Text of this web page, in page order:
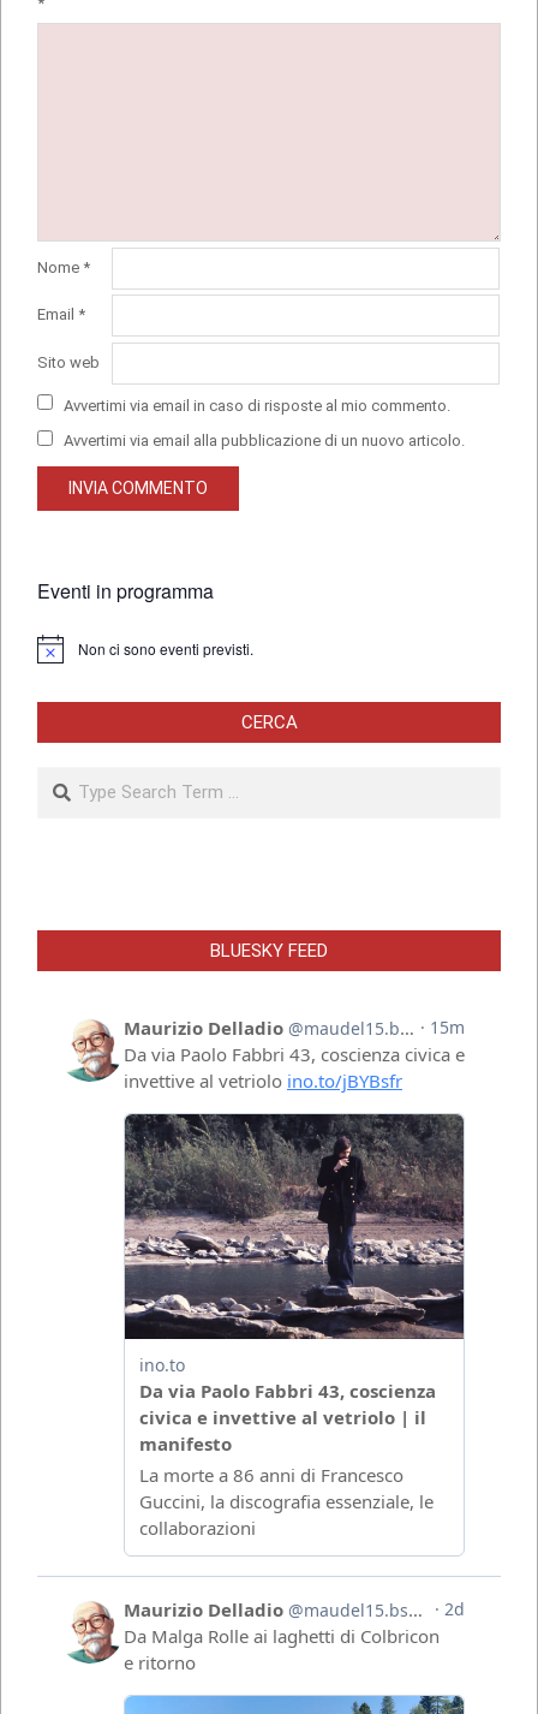
Nome *
Email *
Sito web
Avvertimi via email in caso di risposte al mio commento.
Avvertimi via email alla pubblicazione di un nuovo articolo.
Eventi in programma
Notice Non ci sono eventi previsti.
CERCA
Search
BLUESKY FEED